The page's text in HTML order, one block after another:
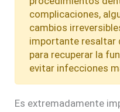
complicaciones,
cambios
importante resaltar
para recuperar la
evitar infecciones
Es extremadamente